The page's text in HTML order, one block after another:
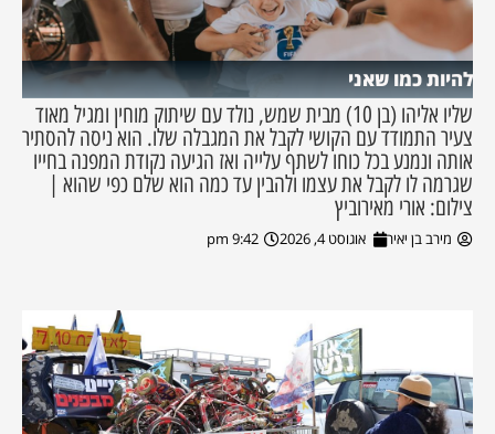
להיות כמו שאני
שליו אליהו (בן 10) מבית שמש, נולד עם שיתוק מוחין ומגיל מאוד
צעיר התמודד עם הקושי לקבל את המגבלה שלו. הוא ניסה להסתיר
אותה ונמנע בכל כוחו לשתף עלייה ואז הגיעה נקודת המפנה בחייו
שגרמה לו לקבל את עצמו ולהבין עד כמה הוא שלם כפי שהוא |
צילום: אורי מאירוביץ
מירב בן יאיר אוגוסט 4, 2026 9:42 pm